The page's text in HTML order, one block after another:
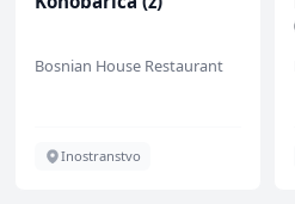
Bosnian House Restaurant
Inostranstvo